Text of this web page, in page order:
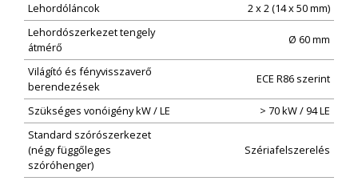
Lehordóláncok
2 x 2 (14 x 50 mm)
Lehordószerkezet tengely
átmérő
Ø 60 mm
Világító és fényvisszaverő
berendezések
ECE R86 szerint
Szükséges vonóigény kW / LE
> 70 kW / 94 LE
Standard szórószerkezet
(négy függőleges
szóróhenger)
Szériafelszerelés